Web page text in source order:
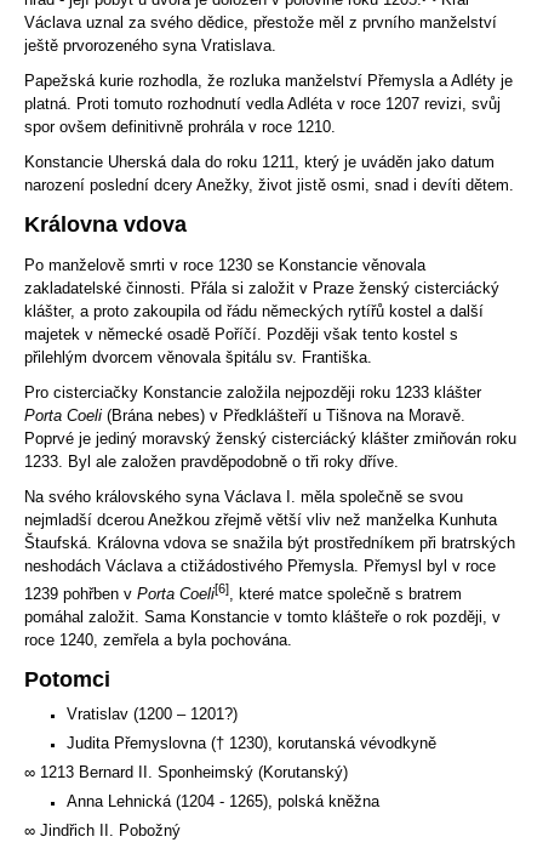
Václava uznal za svého dědice, přestože měl z prvního manželství
ještě prvorozeného syna Vratislava.
Papežská kurie rozhodla, že rozluka manželství Přemysla a Adléty je
platná. Proti tomuto rozhodnutí vedla Adléta v roce 1207 revizi, svůj
spor ovšem definitivně prohrála v roce 1210.
Konstancie Uherská dala do roku 1211, který je uváděn jako datum
narození poslední dcery Anežky, život jistě osmi, snad i devíti dětem.
Královna vdova
Po manželově smrti v roce 1230 se Konstancie věnovala
zakladatelské činnosti. Přála si založit v Praze ženský cisterciácký
klášter, a proto zakoupila od řádu německých rytířů kostel a další
majetek v německé osadě Poříčí. Později však tento kostel s
přilehlým dvorcem věnovala špitálu sv. Františka.
Pro cisterciačky Konstancie založila nejpozději roku 1233 klášter
Porta Coeli (Brána nebes) v Předklášteří u Tišnova na Moravě.
Poprvé je jediný moravský ženský cisterciácký klášter zmiňován roku
1233. Byl ale založen pravděpodobně o tři roky dříve.
Na svého královského syna Václava I. měla společně se svou
nejmladší dcerou Anežkou zřejmě větší vliv než manželka Kunhuta
Štaufská. Královna vdova se snažila být prostředníkem při bratrských
neshodách Václava a ctižádostivého Přemysla. Přemysl byl v roce
1239 pohřben v Porta Coeli[6]
, které matce společně s bratrem
pomáhal založit. Sama Konstancie v tomto klášteře o rok později, v
roce 1240, zemřela a byla pochována.
Potomci
Vratislav (1200 – 1201?)
Judita Přemyslovna († 1230), korutanská vévodkyně
∞ 1213 Bernard II. Sponheimský (Korutanský)
Anna Lehnická (1204 - 1265), polská kněžna
∞ Jindřich II. Pobožný